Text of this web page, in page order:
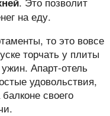
на еду.
то это вовсе
торчать у плиты
Апарт-отель
удовольствия,
своего